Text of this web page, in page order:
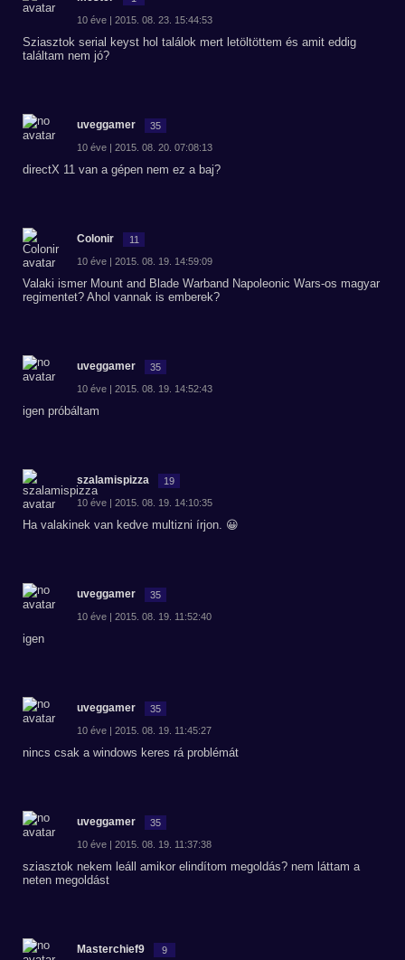
10 éve | 2015. 08. 23. 15:44:53
Sziasztok serial keyst hol találok mert letöltöttem és amit eddig
találtam nem jó?
uveggamer 35
10 éve | 2015. 08. 20. 07:08:13
directX 11 van a gépen nem ez a baj?
Colonir 11
10 éve | 2015. 08. 19. 14:59:09
Valaki ismer Mount and Blade Warband Napoleonic Wars-os magyar
regimentet? Ahol vannak is emberek?
uveggamer 35
10 éve | 2015. 08. 19. 14:52:43
igen próbáltam
szalamispizza 19
10 éve | 2015. 08. 19. 14:10:35
Ha valakinek van kedve multizni írjon. 😀
uveggamer 35
10 éve | 2015. 08. 19. 11:52:40
igen
uveggamer 35
10 éve | 2015. 08. 19. 11:45:27
nincs csak a windows keres rá problémát
uveggamer 35
10 éve | 2015. 08. 19. 11:37:38
sziasztok nekem leáll amikor elindítom megoldás? nem láttam a
neten megoldást
Masterchief9 9